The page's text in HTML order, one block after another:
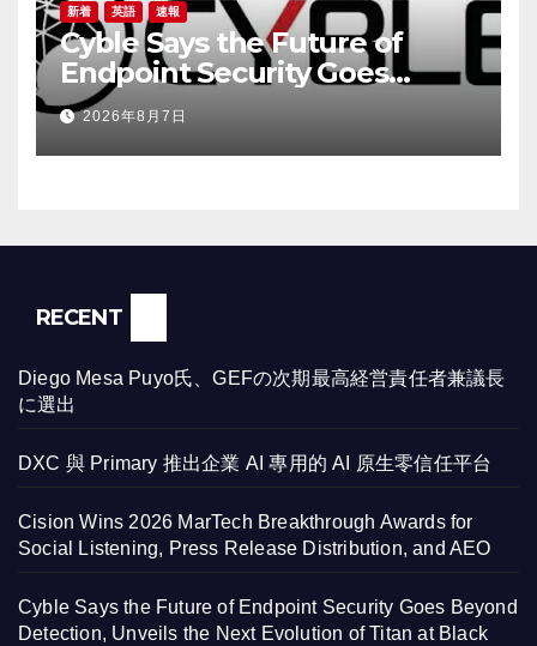
新着 英語 速報
Cyble Says the Future of
Endpoint Security Goes
Beyond Detection, Unveils
the Next Evolution of Titan at
Black Hat USA 2026
2026年8月7日
RECENT
Diego Mesa Puyo氏、GEFの次期最高経営責任者兼議長
に選出
DXC 與 Primary 推出企業 AI 專用的 AI 原生零信任平台
Cision Wins 2026 MarTech Breakthrough Awards for
Social Listening, Press Release Distribution, and AEO
Cyble Says the Future of Endpoint Security Goes Beyond
Detection, Unveils the Next Evolution of Titan at Black